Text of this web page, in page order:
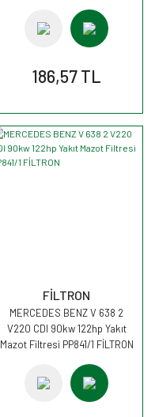
186,57 TL
FİLTRON
MERCEDES BENZ V 638 2
V220 CDI 90kw 122hp Yakıt
Mazot Filtresi PP841/1 FİLTRON